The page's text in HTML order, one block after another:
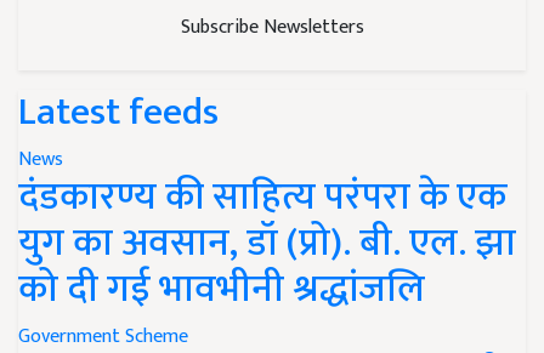
Subscribe Newsletters
Latest feeds
News
दंडकारण्य की साहित्य परंपरा के एक
युग का अवसान, डॉ (प्रो). बी. एल. झा
को दी गई भावभीनी श्रद्धांजलि
Government Scheme